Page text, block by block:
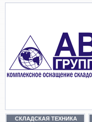
СКЛАДСКАЯ ТЕХНИКА